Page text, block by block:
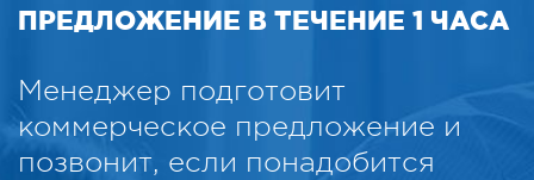
ПРЕДЛОЖЕНИЕ В ТЕЧЕНИЕ 1 ЧАСА
Менеджер подготовит
коммерческое предложение и
позвонит, если понадобится